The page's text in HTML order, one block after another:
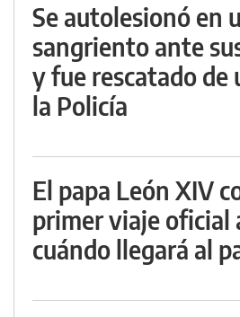
Se autolesionó en
sangriento ante
y fue rescatado de
la Policía
El papa León XIV
primer viaje oficial
cuándo llegará al